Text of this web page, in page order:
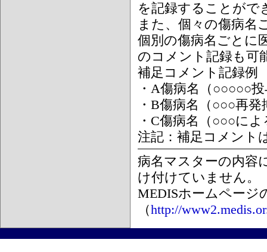
を記録することがで
また、個々の傷病名
個別の傷病名ごとに
のコメント記録も可
補足コメント記録例
・A傷病名（○○○○○
・B傷病名（○○○再
・C傷病名（○○○に
注記：補足コメント
病名マスターの内容
け付けていません。
MEDISホームページ
（http://